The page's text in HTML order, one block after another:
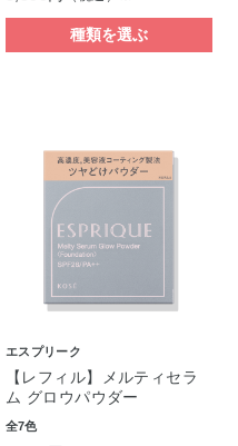
種類を選ぶ
エスプリーク
【レフィル】メルティセラ
ム グロウパウダー
全7色